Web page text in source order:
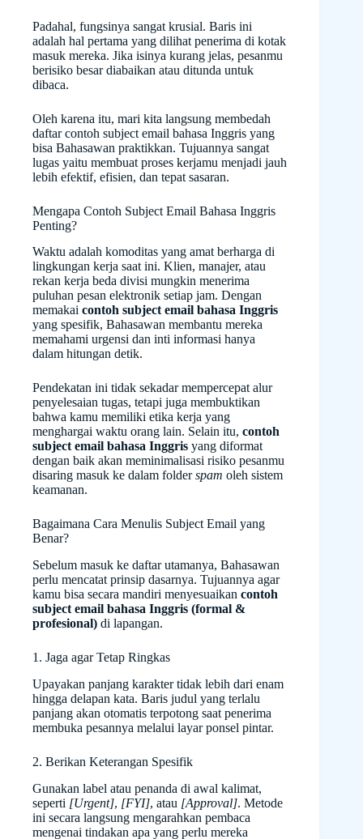
Padahal, fungsinya sangat krusial. Baris ini
adalah hal pertama yang dilihat penerima di kotak
masuk mereka. Jika isinya kurang jelas, pesanmu
berisiko besar diabaikan atau ditunda untuk
dibaca.
Oleh karena itu, mari kita langsung membedah
daftar contoh subject email bahasa Inggris yang
bisa Bahasawan praktikkan. Tujuannya sangat
lugas yaitu membuat proses kerjamu menjadi jauh
lebih efektif, efisien, dan tepat sasaran.
Mengapa Contoh Subject Email Bahasa Inggris
Penting?
Waktu adalah komoditas yang amat berharga di
lingkungan kerja saat ini. Klien, manajer, atau
rekan kerja beda divisi mungkin menerima
puluhan pesan elektronik setiap jam. Dengan
memakai contoh subject email bahasa Inggris
yang spesifik, Bahasawan membantu mereka
memahami urgensi dan inti informasi hanya
dalam hitungan detik.
Pendekatan ini tidak sekadar mempercepat alur
penyelesaian tugas, tetapi juga membuktikan
bahwa kamu memiliki etika kerja yang
menghargai waktu orang lain. Selain itu, contoh
subject email bahasa Inggris yang diformat
dengan baik akan meminimalisasi risiko pesanmu
disaring masuk ke dalam folderspam oleh sistem
keamanan.
Bagaimana Cara Menulis Subject Email yang
Benar?
Sebelum masuk ke daftar utamanya, Bahasawan
perlu mencatat prinsip dasarnya. Tujuannya agar
kamu bisa secara mandiri menyesuaikan contoh
subject email bahasa Inggris (formal &
profesional) di lapangan.
1. Jaga agar Tetap Ringkas
Upayakan panjang karakter tidak lebih dari enam
hingga delapan kata. Baris judul yang terlalu
panjang akan otomatis terpotong saat penerima
membuka pesannya melalui layar ponsel pintar.
2. Berikan Keterangan Spesifik
Gunakan label atau penanda di awal kalimat,
seperti [Urgent], [FYI], atau [Approval]. Metode
ini secara langsung mengarahkan pembaca
mengenai tindakan apa yang perlu mereka